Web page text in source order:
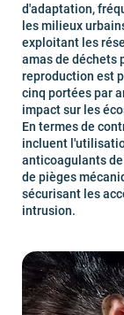
d'adaptation,
les milieux
exploitant les
amas de déchets
reproduction est
cinq portées par
impact sur les
En termes de
incluent
anticoagulants
de pièges
sécurisant les
intrusion.